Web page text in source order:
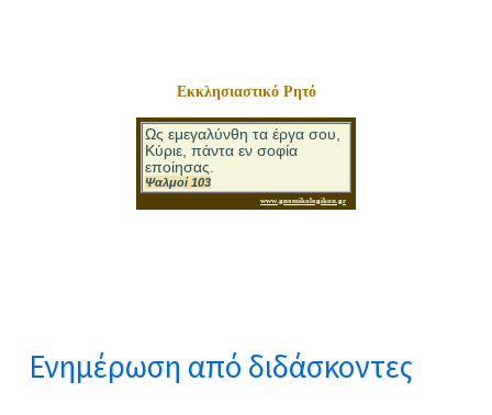
Εκκλησιαστικό Ρητό
Ενημέρωση από διδάσκοντες